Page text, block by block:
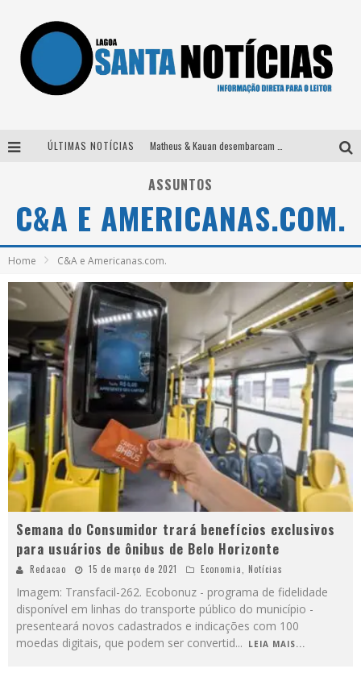
ÚLTIMAS NOTÍCIAS
Selo Moda Music confirma Bel Costa no palco Talentos da Terra do Pedro Leopoldo Rodeio Show
Após sair da KondZilla, DJ Danny Albuquerque inicia nova fase
ASSUNTOS
C&A E AMERICANAS.COM.
Home C&A e Americanas.com.
Semana do Consumidor trará benefícios exclusivos
para usuários de ônibus de Belo Horizonte
Redacao 15 de março de 2021 Economia, Notícias
Imagem: Transfacil-262. Ecobonuz - programa de fidelidade
disponível em linhas do transporte público do município -
presenteará novos cadastrados e indicações com 100
moedas digitais, que podem ser convertid... LEIA MAIS...